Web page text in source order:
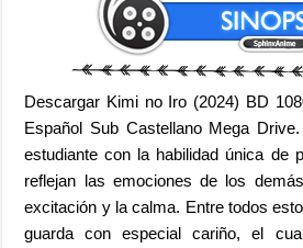
Descargar Kimi no Iro (2024) BD
Español Sub Castellano Mega
estudiante con la habilidad única de
reflejan las emociones de los
excitación y la calma. Entre todos
guarda con especial cariño, el